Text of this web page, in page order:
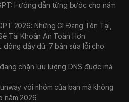
Hướng dẫn từng bước cho năm
2026: Những Gì Đang Tồn Tại,
Tài Khoản An Toàn Hơn
động đầy đủ: 7 bản sửa lỗi cho
chặn lưu lượng DNS được mã
với nhóm của bạn mà không
năm 2026